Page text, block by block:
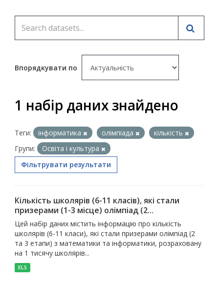
Впорядкувати по
1 набір даних знайдено
Теги: інформатика олімпіада
кількість
Групи:
Освіта і культура
Фільтрувати результати
Кількість школярів (6-11 класів), які стали
призерами (1-3 місце) олімпіад (2...
Цей набір даних містить інформацію про кількість
школярів (6-11 класи), які стали призерами олімпіад (2
та 3 етапи) з математики та інформатики, розраховану
на 1 тисячу школярів...
XLS